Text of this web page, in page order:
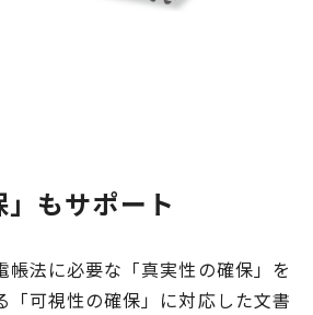
もサポート
法に必要な「真実性の確保」を
可視性の確保」に対応した文書